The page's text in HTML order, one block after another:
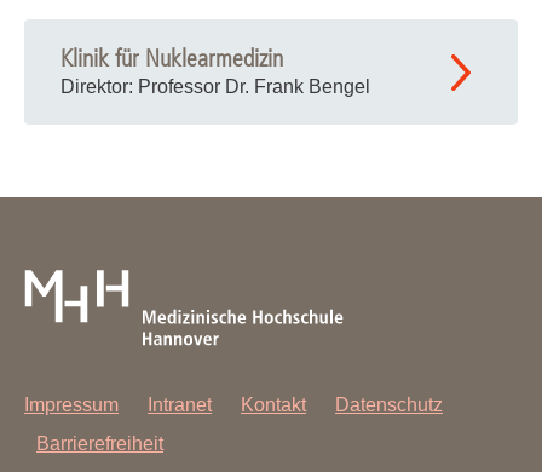
Klinik für Nuklearmedizin
Direktor: Professor Dr. Frank Bengel
Impressum Intranet Kontakt
Datenschutz
Barrierefreiheit